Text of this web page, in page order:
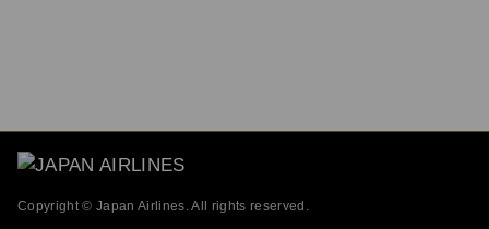
Copyright © Japan Airlines. All rights reserved.